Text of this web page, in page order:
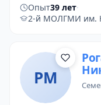
Опыт39 лет·
2-й МОЛГМИ им.
РМ